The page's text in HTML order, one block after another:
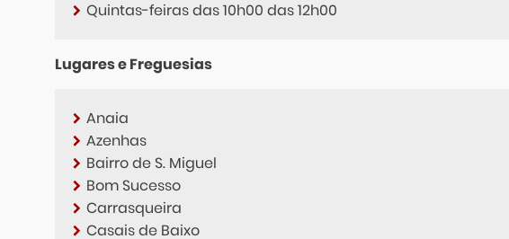
Quintas-feiras das 10h00 das 12h00
Lugares e Freguesias
Anaia
Azenhas
Bairro de S. Miguel
Bom Sucesso
Carrasqueira
Casais de Baixo